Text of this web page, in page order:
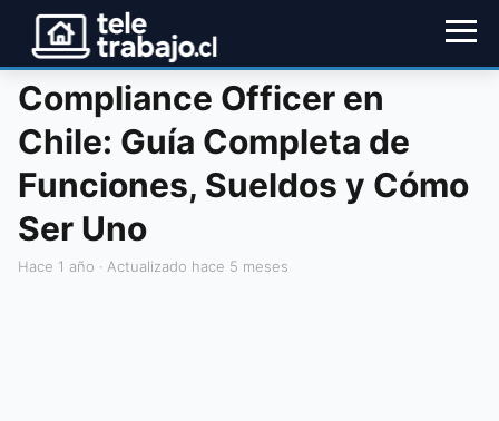
Compliance Officer en
Chile: Guía Completa de
Funciones, Sueldos y Cómo
Ser Uno
hace 1 año · Actualizado hace 5 meses